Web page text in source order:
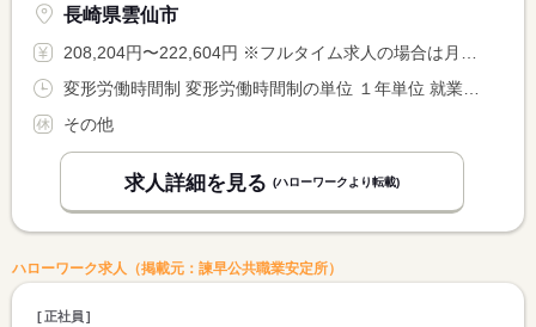
長崎県雲仙市
208,204円〜222,604円 ※フルタイム求人の場合は月額（換算額）、パート求人の場合は時間額を表示しています。
その他
求人詳細を見る (ハローワークより転載)
ハローワーク求人（掲載元：諫早公共職業安定所）
正社員